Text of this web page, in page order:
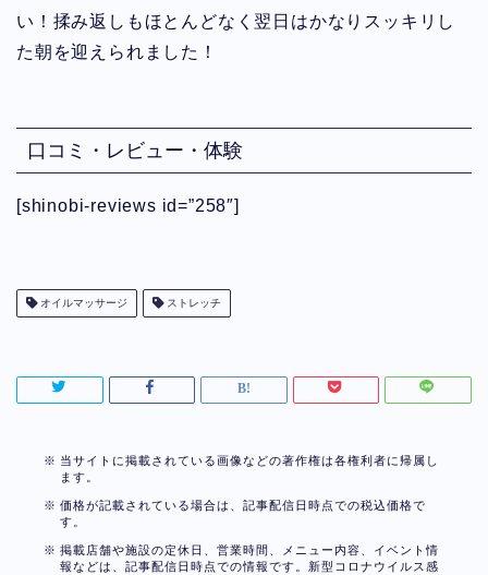
い！揉み返しもほとんどなく翌日はかなりスッキリし
た朝を迎えられました！
口コミ・レビュー・体験
[shinobi-reviews id=”258″]
オイルマッサージ ストレッチ
当サイトに掲載されている画像などの著作権は各権利者に帰属し
ます。
価格が記載されている場合は、記事配信日時点での税込価格で
す。
掲載店舗や施設の定休日、営業時間、メニュー内容、イベント情
報などは、記事配信日時点での情報です。新型コロナウイルス感